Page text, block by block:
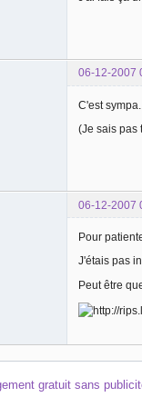
06-12-2007
C'est sympa..
(Je sais pas
06-12-2007
Pour
J'étais pas
Peut être
gratuit sans